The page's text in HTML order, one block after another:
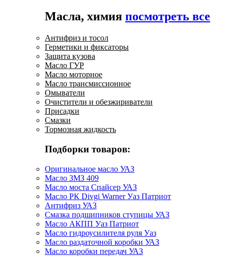
Масла, химия посмотреть все
Антифриз и тосол
Герметики и фиксаторы
Защита кузова
Масло ГУР
Масло моторное
Масло трансмиссионное
Омыватели
Очистители и обезжириватели
Присадки
Смазки
Тормозная жидкость
Подборки товаров:
Оригинальное масло УАЗ
Масло ЗМЗ 409
Масло моста Спайсер УАЗ
Масло РК Divgi Warner Уаз Патриот
Антифриз УАЗ
Смазка подшипников ступицы УАЗ
Масло АКПП Уаз Патриот
Масло гидроусилителя руля Уаз
Масло раздаточной коробки УАЗ
Масло коробки передач УАЗ